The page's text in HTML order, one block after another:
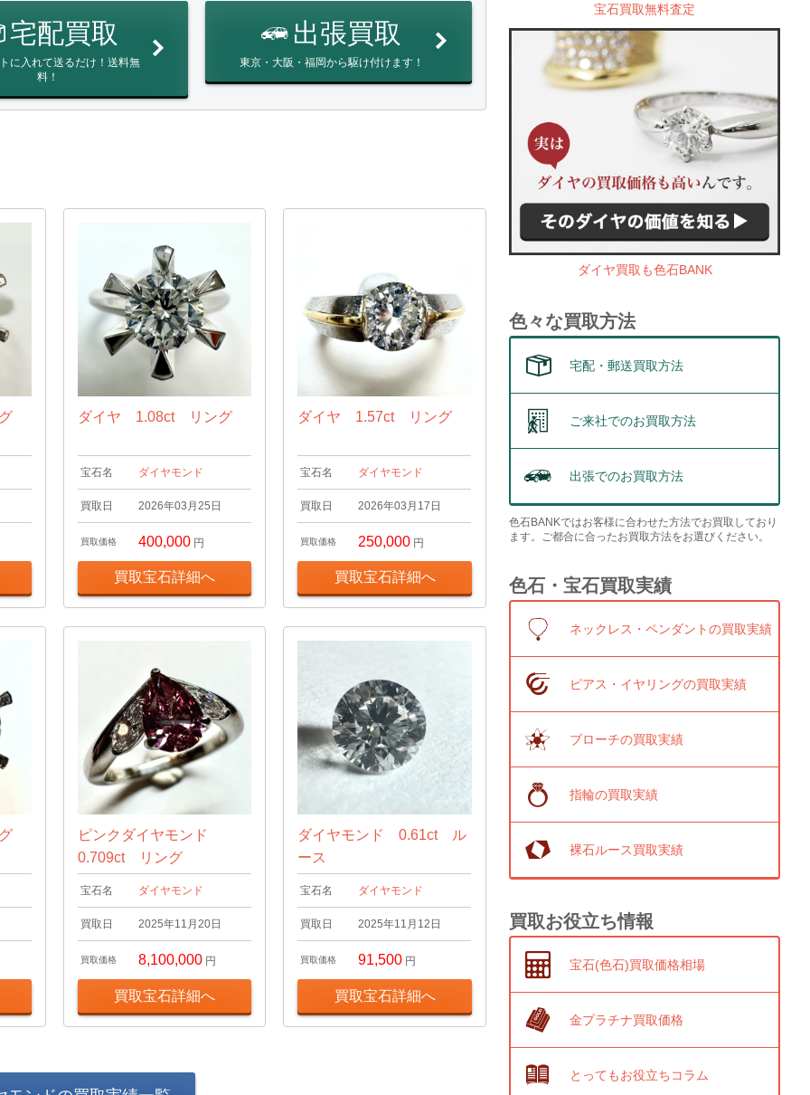
宅配買取
に入れて送るだけ！送料無
料！
出張買取
東京・大阪・福岡から駆け付けます！
ダイヤ 1.08ct リング
宝石名 ダイヤモンド
買取日 2026年03月25日
買取価格 400,000 円
買取宝石詳細へ
ダイヤ 1.57ct リング
宝石名 ダイヤモンド
買取日 2026年03月17日
買取価格 250,000 円
買取宝石詳細へ
ピンクダイヤモンド
0.709ct リング
宝石名 ダイヤモンド
買取日 2025年11月20日
買取価格 8,100,000 円
買取宝石詳細へ
ダイヤモンド 0.61ct ル
ース
宝石名 ダイヤモンド
買取日 2025年11月12日
買取価格 91,500 円
買取宝石詳細へ
宝石買取無料査定
ダイヤ買取も色石BANK
色々な買取方法
宅配・郵送買取方法
ご来社でのお買取方法
出張でのお買取方法
色石BANKではお客様に合わせた方法でお買取しており
ます。ご都合に合ったお買取方法をお選びください。
色石・宝石買取実績
ネックレス・ペンダントの買取実績
ピアス・イヤリングの買取実績
ブローチの買取実績
指輪の買取実績
裸石ルース買取実績
買取お役立ち情報
宝石(色石)買取価格相場
金プラチナ買取価格
とってもお役立ちコラム